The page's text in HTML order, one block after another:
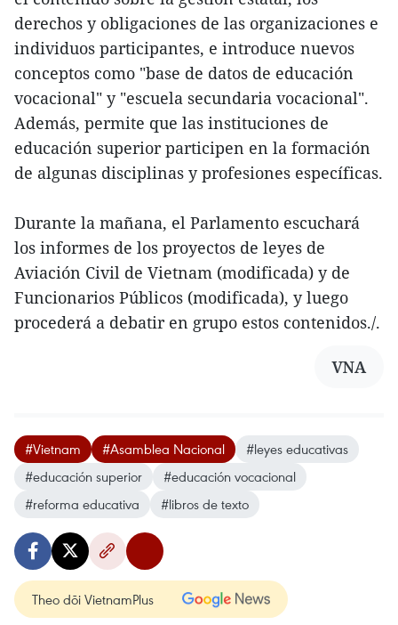
derechos y obligaciones de las organizaciones e
individuos participantes, e introduce nuevos
conceptos como "base de datos de educación
vocacional" y "escuela secundaria vocacional".
Además, permite que las instituciones de
educación superior participen en la formación
de algunas disciplinas y profesiones específicas.
Durante la mañana, el Parlamento escuchará
los informes de los proyectos de leyes de
Aviación Civil de Vietnam (modificada) y de
Funcionarios Públicos (modificada), y luego
procederá a debatir en grupo estos contenidos./.
VNA
#Vietnam #Asamblea Nacional
#leyes educativas
#educación superior
#educación vocacional
#reforma educativa
#libros de texto
Theo dõi VietnamPlus